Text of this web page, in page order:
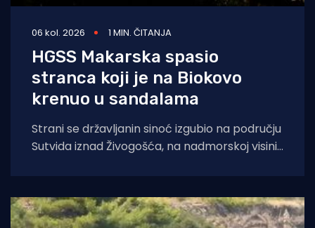
06 kol. 2026 1 MIN. ČITANJA
HGSS Makarska spasio
stranca koji je na Biokovo
krenuo u sandalama
Strani se državljanin sinoć izgubio na području
Sutvida iznad Živogošća, na nadmorskoj visini